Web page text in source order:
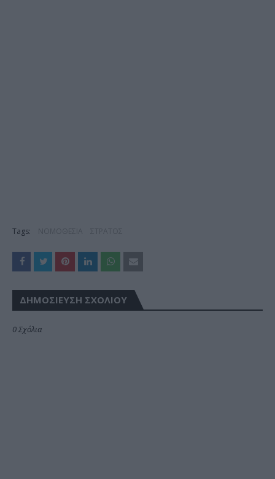
Tags:
ΔΗΜΟΣΊΕΥΣΗ ΣΧΟΛΊΟΥ
0 Σχόλια